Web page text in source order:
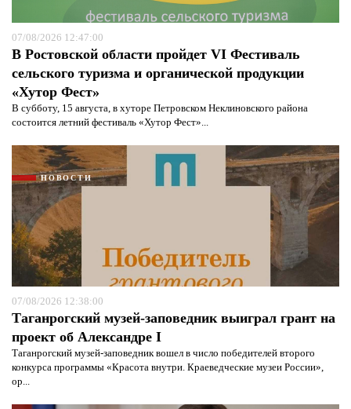
07/08/2026 12:47:00
В Ростовской области пройдет VI Фестиваль
сельского туризма и органической продукции
«Хутор Фест»
В субботу, 15 августа, в хуторе Петровском Неклиновского района
состоится летний фестиваль «Хутор Фест»...
НОВОСТИ
07/08/2026 12:38:00
Таганрогский музей-заповедник выиграл грант на
проект об Александре I
Таганрогский музей-заповедник вошел в число победителей второго
конкурса программы «Красота внутри. Краеведческие музеи России»,
ор...